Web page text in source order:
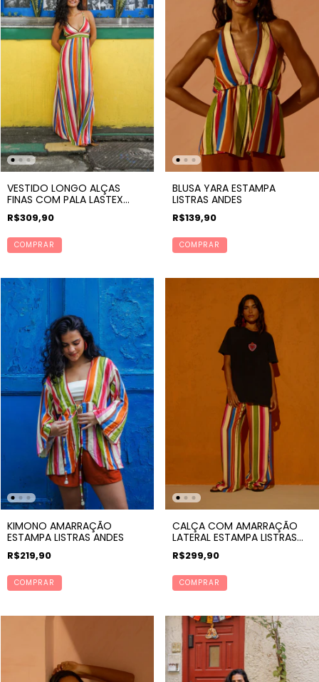
VESTIDO LONGO ALÇAS
FINAS COM PALA LASTEX
ESTAMPA LISTRAS ANDES
R$309,90
COMPRAR
BLUSA YARA ESTAMPA
LISTRAS ANDES
R$139,90
COMPRAR
KIMONO AMARRAÇÃO
ESTAMPA LISTRAS ANDES
R$219,90
COMPRAR
CALÇA COM AMARRAÇÃO
LATERAL ESTAMPA LISTRAS
ANDES
R$299,90
COMPRAR